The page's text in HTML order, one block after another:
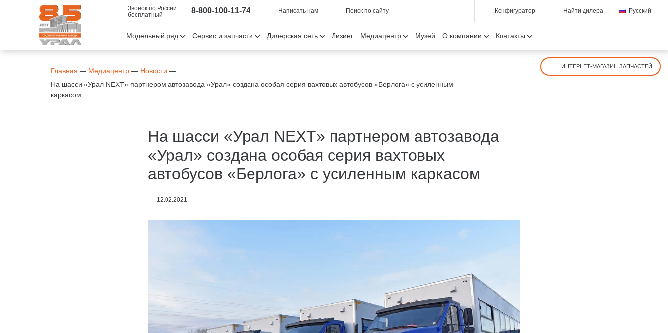
Звонок по России
бесплатный
8-800-100-11-74 Написать нам Поиск по сайту Конфигуратор Найти дилера Русский
Модельный ряд Сервис и запчасти Дилерская сеть Лизинг Медиацентр Музей О компании Контакты
ИНТЕРНЕТ-МАГАЗИН ЗАПЧАСТЕЙ
Главная — Медиацентр — Новости —
На шасси «Урал NEXT» партнером автозавода «Урал» создана особая серия вахтовых автобусов «Берлога» с усиленным
каркасом
На шасси «Урал NEXT» партнером автозавода
«Урал» создана особая серия вахтовых
автобусов «Берлога» с усиленным каркасом
12.02.2021